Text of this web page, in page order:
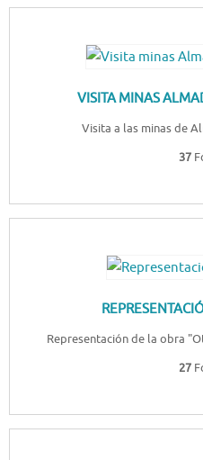
VISITA MINAS
Visita a las minas de
37
Representación de la obra
27